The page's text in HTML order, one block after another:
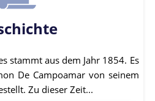
stammt aus dem Jahr 1854. Es
De Campoamar von seinem
Zu dieser Zeit...